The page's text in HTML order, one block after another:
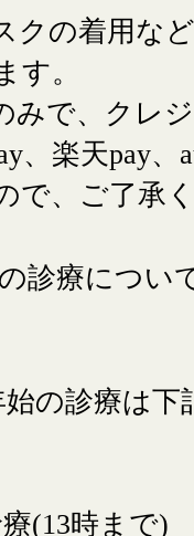
クの着用な
す。
みで、クレ
、楽天pay、
で、ご了承
診療につい
の診療は下
(13時まで)